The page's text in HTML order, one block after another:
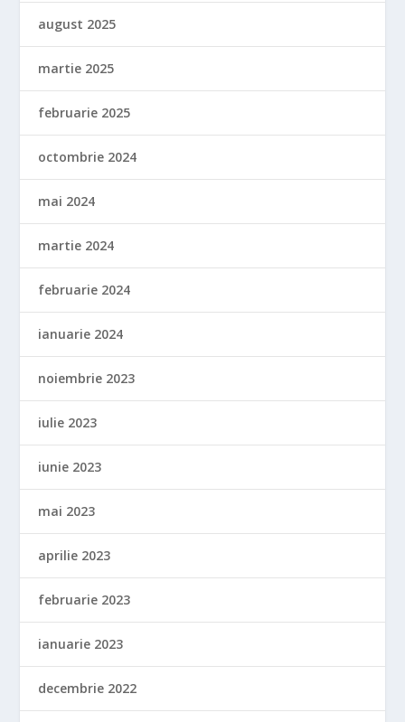
august 2025
martie 2025
februarie 2025
octombrie 2024
mai 2024
martie 2024
februarie 2024
ianuarie 2024
noiembrie 2023
iulie 2023
iunie 2023
mai 2023
aprilie 2023
februarie 2023
ianuarie 2023
decembrie 2022